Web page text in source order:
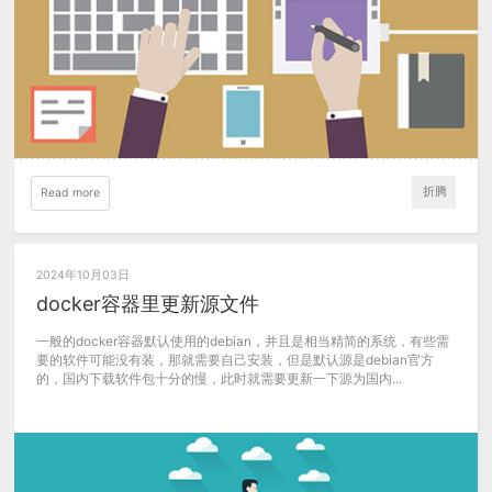
Read more 折腾
2024年10月03日
docker容器里更新源文件
一般的docker容器默认使用的debian，并且是相当精简的系统，有些需
要的软件可能没有装，那就需要自己安装，但是默认源是debian官方
的，国内下载软件包十分的慢，此时就需要更新一下源为国内...